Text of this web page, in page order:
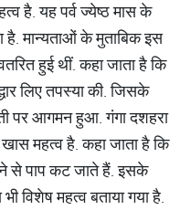
है. यह पर्व ज्येष्ठ मास के
है. मान्यताओं के मुताबिक इस
हुई थीं. कहा जाता है कि
लिए तपस्या की. जिसके
पर आगमन हुआ. गंगा दशहरा
महत्व है. कहा जाता है कि
से पाप कट जाते हैं. इसके
विशेष महत्व बताया गया है.